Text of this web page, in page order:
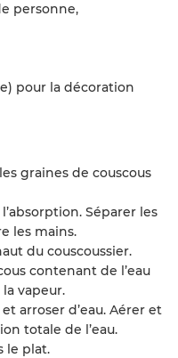
personne,
pour la décoration
graines de couscous
Séparer les
les mains.
du couscoussier.
contenant de l’eau
vapeur.
arroser d’eau. Aérer et
totale de l’eau.
le plat.